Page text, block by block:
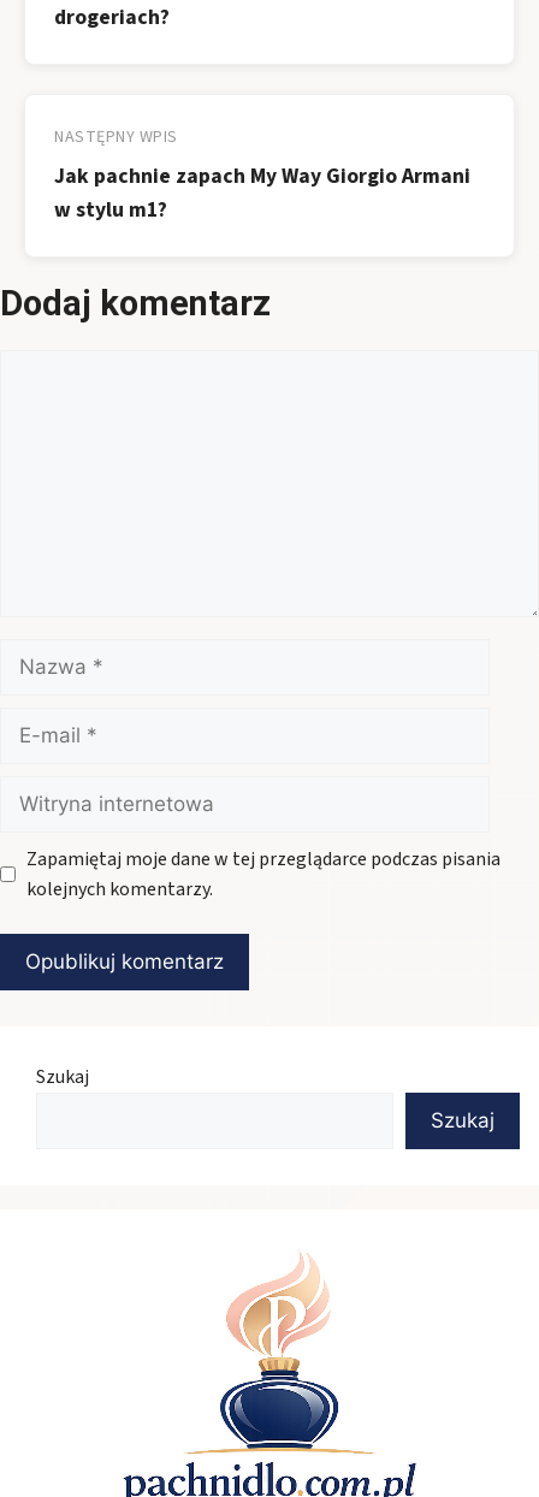
drogeriach?
NASTĘPNY WPIS
Jak pachnie zapach My Way Giorgio Armani
w stylu m1?
Dodaj komentarz
Nazwa
mail
Witryna
internetowa
Zapamiętaj moje dane w tej przeglądarce podczas pisania
kolejnych komentarzy.
Szukaj
Szukaj